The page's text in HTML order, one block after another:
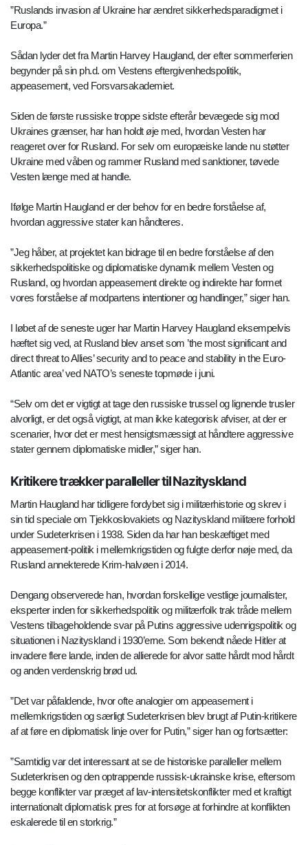
”Ruslands invasion af Ukraine har ændret sikkerhedsparadigmet i
Europa.”
Sådan lyder det fra Martin Harvey Haugland, der efter sommerferien
begynder på sin ph.d. om Vestens eftergivenhedspolitik,
appeasement, ved Forsvarsakademiet.
Siden de første russiske troppe sidste efterår bevægede sig mod
Ukraines grænser, har han holdt øje med, hvordan Vesten har
reageret over for Rusland. For selv om europæiske lande nu støtter
Ukraine med våben og rammer Rusland med sanktioner, tøvede
Vesten længe med at handle.
Ifølge Martin Haugland er der behov for en bedre forståelse af,
hvordan aggressive stater kan håndteres.
”Jeg håber, at projektet kan bidrage til en bedre forståelse af den
sikkerhedspolitiske og diplomatiske dynamik mellem Vesten og
Rusland, og hvordan appeasement direkte og indirekte har formet
vores forståelse af modpartens intentioner og handlinger,” siger han.
I løbet af de seneste uger har Martin Harvey Haugland eksempelvis
hæftet sig ved, at Rusland blev anset som ’the most significant and
direct threat to Allies’ security and to peace and stability in the Euro-
Atlantic area’ ved NATO’s seneste topmøde i juni.
“Selv om det er vigtigt at tage den russiske trussel og lignende trusler
alvorligt, er det også vigtigt, at man ikke kategorisk afviser, at der er
scenarier, hvor det er mest hensigtsmæssigt at håndtere aggressive
stater gennem diplomatiske midler,” siger han.
Kritikere trækker paralleller til Nazityskland
Martin Haugland har tidligere fordybet sig i militærhistorie og skrev i
sin tid speciale om Tjekkoslovakiets og Nazityskland militære forhold
under Sudeterkrisen i 1938. Siden da har han beskæftiget med
appeasement-politik i mellemkrigstiden og fulgte derfor nøje med, da
Rusland annekterede Krim-halvøen i 2014.
Dengang observerede han, hvordan forskellige vestlige journalister,
eksperter inden for sikkerhedspolitik og militærfolk trak tråde mellem
Vestens tilbageholdende svar på Putins aggressive udenrigspolitik og
situationen i Nazityskland i 1930’erne. Som bekendt nåede Hitler at
invadere flere lande, inden de allierede for alvor satte hårdt mod hårdt
og anden verdenskrig brød ud.
”Det var påfaldende, hvor ofte analogier om appeasement i
mellemkrigstiden og særligt Sudeterkrisen blev brugt af Putin-kritikere
af at føre en diplomatisk linje over for Putin,” siger han og fortsætter:
”Samtidig var det interessant at se de historiske paralleller mellem
Sudeterkrisen og den optrappende russisk-ukrainske krise, eftersom
begge konflikter var præget af lav-intensitetskonflikter med et kraftigt
internationalt diplomatisk pres for at forsøge at forhindre at konflikten
eskalerede til en storkrig.”